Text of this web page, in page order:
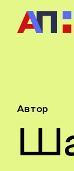
Автор